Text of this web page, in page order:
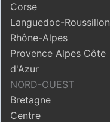
Corse
Languedoc-Roussillon
Rhône-Alpes
Provence Alpes Côte
d'Azur
NORD-OUEST
Bretagne
Centre